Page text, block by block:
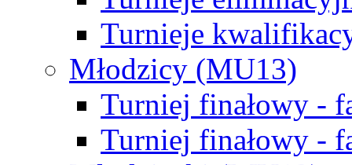
Turnieje
Młodzicy (MU13)
Turniej finałowy -
Turniej finałowy -